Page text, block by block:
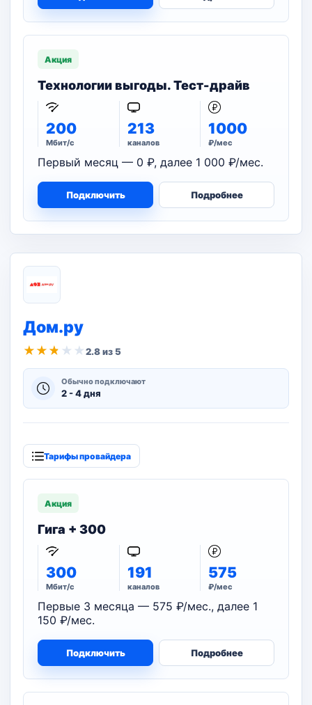
Акция
Технологии выгоды. Тест-драйв
200
Мбит/с
213
каналов
1000
₽/мес
Первый месяц — 0 ₽, далее 1 000 ₽/мес.
Подключить Подробнее
Дом.ру
★ ★ ★ ★ ★2.8 из 5
Обычно подключают
2 - 4 дня
Тарифы провайдера
Акция
Гига + 300
300
Мбит/с
191
каналов
575
₽/мес
Первые 3 месяца — 575 ₽/мес., далее 1
150 ₽/мес.
Подключить Подробнее